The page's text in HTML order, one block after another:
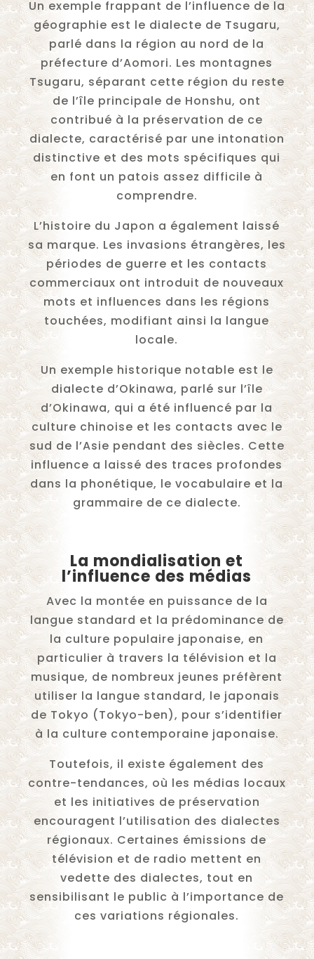
Un exemple frappant de l’influence de la
géographie est le dialecte de Tsugaru,
parlé dans la région au nord de la
préfecture d’Aomori. Les montagnes
Tsugaru, séparant cette région du reste
de l’île principale de Honshu, ont
contribué à la préservation de ce
dialecte, caractérisé par une intonation
distinctive et des mots spécifiques qui
en font un patois assez difficile à
comprendre.
L’histoire du Japon a également laissé
sa marque. Les invasions étrangères, les
périodes de guerre et les contacts
commerciaux ont introduit de nouveaux
mots et influences dans les régions
touchées, modifiant ainsi la langue
locale.
Un exemple historique notable est le
dialecte d’Okinawa, parlé sur l’île
d’Okinawa, qui a été influencé par la
culture chinoise et les contacts avec le
sud de l’Asie pendant des siècles. Cette
influence a laissé des traces profondes
dans la phonétique, le vocabulaire et la
grammaire de ce dialecte.
La mondialisation et
l’influence des médias
Avec la montée en puissance de la
langue standard et la prédominance de
la culture populaire japonaise, en
particulier à travers la télévision et la
musique, de nombreux jeunes préfèrent
utiliser la langue standard, le japonais
de Tokyo (Tokyo-ben), pour s’identifier
à la culture contemporaine japonaise.
Toutefois, il existe également des
contre-tendances, où les médias locaux
et les initiatives de préservation
encouragent l’utilisation des dialectes
régionaux. Certaines émissions de
télévision et de radio mettent en
vedette des dialectes, tout en
sensibilisant le public à l’importance de
ces variations régionales.